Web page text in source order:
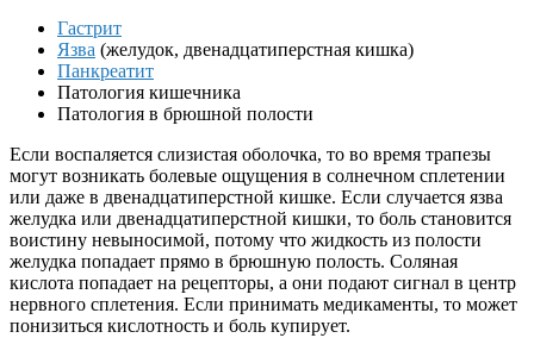
Гастрит
Язва (желудок, двенадцатиперстная кишка)
Панкреатит
Патология кишечника
Патология в брюшной полости
Если воспаляется слизистая оболочка, то во время трапезы
могут возникать болевые ощущения в солнечном сплетении
или даже в двенадцатиперстной кишке. Если случается язва
желудка или двенадцатиперстной кишки, то боль становится
воистину невыносимой, потому что жидкость из полости
желудка попадает прямо в брюшную полость. Соляная
кислота попадает на рецепторы, а они подают сигнал в центр
нервного сплетения. Если принимать медикаменты, то может
понизиться кислотность и боль купирует.